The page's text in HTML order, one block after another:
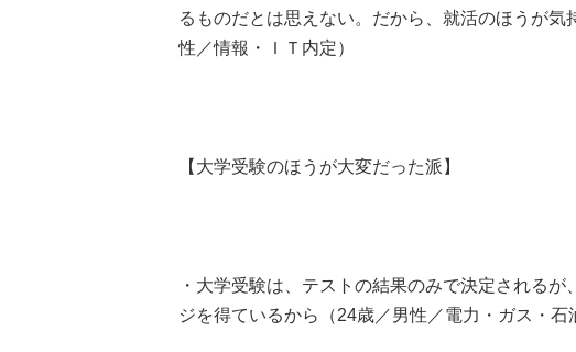
るものだとは思えない。だから、就活のほうが
性／情報・ＩＴ内定）
【大学受験のほうが大変だった派】
・大学受験は、テストの結果のみで決定される
ジを得ているから（24歳／男性／電力・ガス・石